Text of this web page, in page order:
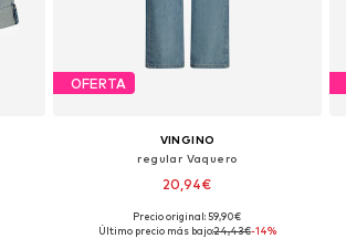
OFERTA
VINGINO
regular Vaquero
20,94€
Tallas disponibles: 128
Precio original: 59,90€
Último precio más bajo:24,43€-14%